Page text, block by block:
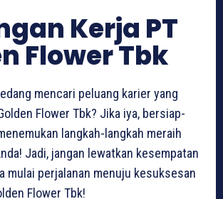
Kerja PT
Flower Tbk
mencari peluang karier yang
Flower Tbk? Jika iya, bersiap-
langkah-langkah meraih
Jadi, jangan lewatkan kesempatan
mulai perjalanan menuju kesuksesan
Flower Tbk!